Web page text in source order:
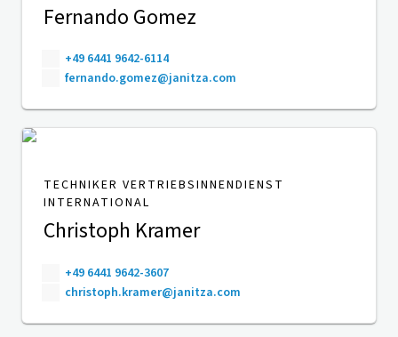
Fernando Gomez
+49 6441 9642-6114
fernando.gomez@janitza.com
TECHNIKER VERTRIEBSINNENDIENST
INTERNATIONAL
Christoph Kramer
+49 6441 9642-3607
christoph.kramer@janitza.com